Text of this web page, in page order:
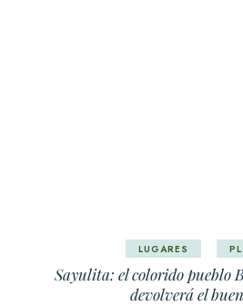
LUGARES
Sayulita: el colorido pueblo
devolverá el